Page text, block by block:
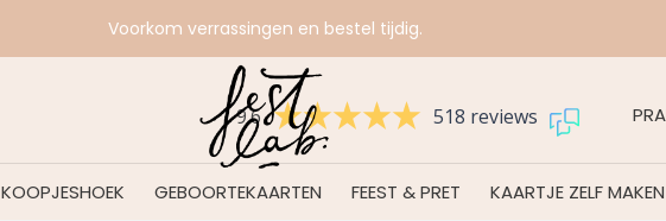
KOOPJESHOEK GEBOORTEKAARTEN FEEST & PRET KAARTJE ZELF MAKEN
9.6 518 reviews
Voorkom verrassingen en bestel tijdig.